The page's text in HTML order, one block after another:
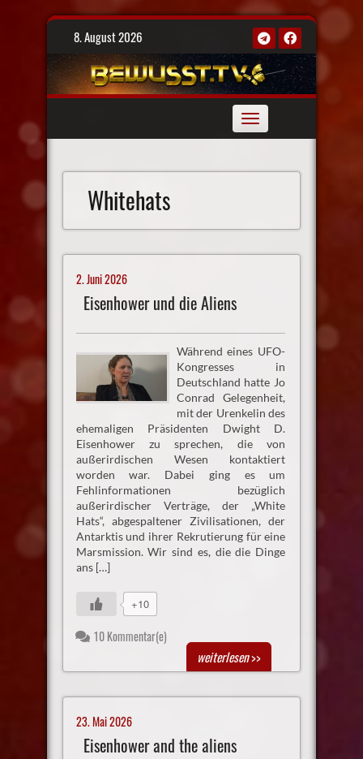
Skip
8. August 2026
Toggle
navigation
Whitehats
2. Juni 2026
Eisenhower und die Aliens
Während eines UFO-
Kongresses in
Deutschland hatte Jo
Conrad Gelegenheit,
mit der Urenkelin des
ehemaligen Präsidenten Dwight D.
Eisenhower zu sprechen, die von
außerirdischen Wesen kontaktiert
worden war. Dabei ging es um
Fehlinformationen bezüglich
außerirdischer Verträge, der „White
Hats“, abgespaltener Zivilisationen, der
Antarktis und ihrer Rekrutierung für eine
Marsmission. Wir sind es, die die Dinge
ans […]
+10
10 Kommentar(e)
weiterlesen>>
23. Mai 2026
Eisenhower and the aliens